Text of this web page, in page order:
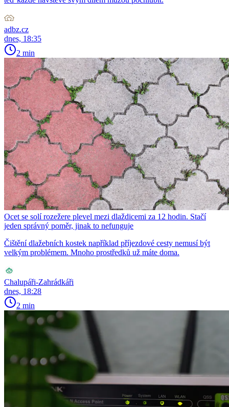
adbz.cz
dnes, 18:35
2 min
Ocet se solí rozežere plevel mezi dlaždicemi za 12 hodin. Stačí
jeden správný poměr, jinak to nefunguje
Čištění dlažebních kostek například příjezdové cesty nemusí být
velkým problémem. Mnoho prostředků už máte doma.
Chalupáři-Zahrádkáři
dnes, 18:28
2 min